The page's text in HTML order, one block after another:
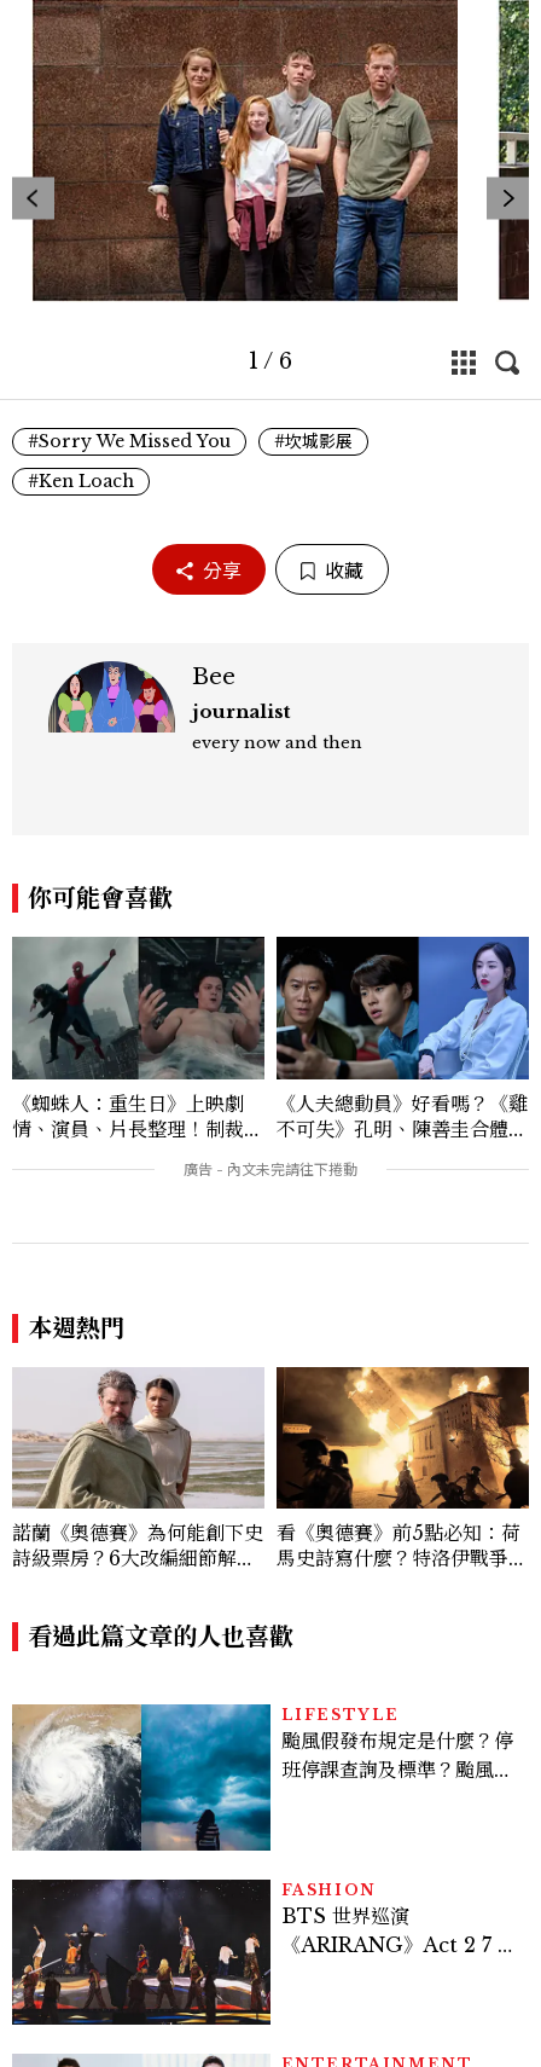
1 / 6
#Sorry We Missed You
#坎城影展
#Ken Loach
分享 收藏
Bee
journalist
every now and then
你可能會喜歡
《蜘蛛人：重生日》上映劇
情、演員、片長整理！制裁
《人夫總動員》好看嗎？《雞
不可失》孔明、陳善圭合體，
出演，前後任丈夫地獄聯手、
本週熱門
諾蘭《奧德賽》為何能創下史
詩級票房？6大改編細節解
德修斯
看《奧德賽》前5點必知：荷
馬史詩寫什麼？特洛伊戰爭真
看過此篇文章的人也喜歡
LIFESTYLE
颱風假發布規定是什麼？停
班停課查詢及標準？颱風假
FASHION
BTS 世界巡演
《ARIRANG》Act 2 7 位